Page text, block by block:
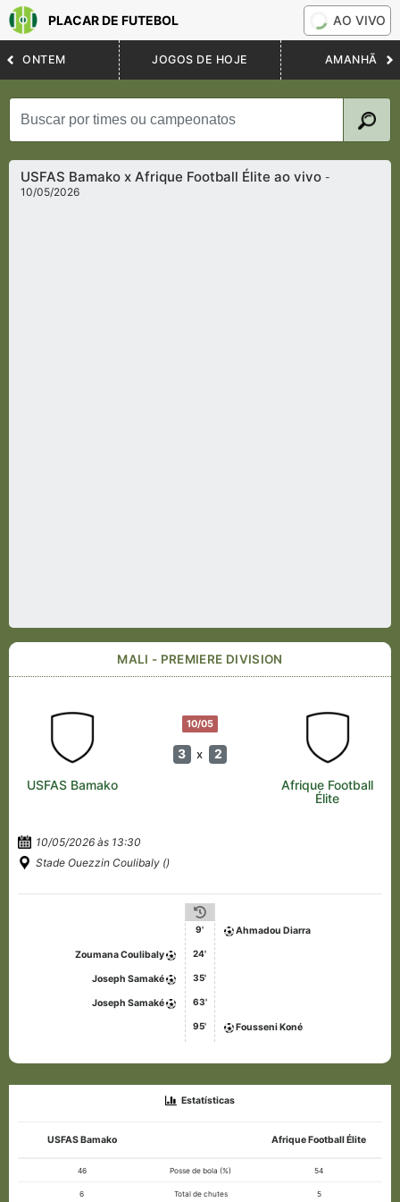
PLACAR DE FUTEBOL AO VIVO
ONTEM JOGOS DE HOJE AMANHÃ
USFAS Bamako x Afrique Football Élite ao vivo-
10/05/2026
MALI - PREMIERE DIVISION
10/05
3 x 2
USFAS Bamako
Afrique Football
Élite
10/05/2026 às 13:30
Stade Ouezzin Coulibaly ()
9' Ahmadou Diarra
Zoumana Coulibaly 24'
Joseph Samaké 35'
Joseph Samaké 63'
95' Fousseni Koné
Estatísticas
USFAS Bamako Afrique Football Élite
46 Posse de bola (%) 54
6 Total de chutes 5